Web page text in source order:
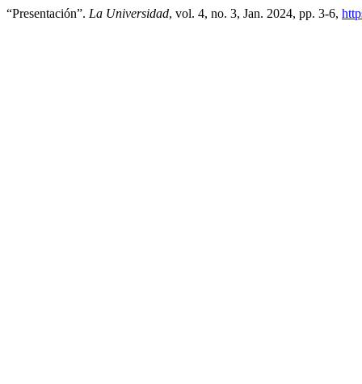
“Presentación”. La Universidad, vol. 4, no. 3, Jan. 2024, pp. 3-6,